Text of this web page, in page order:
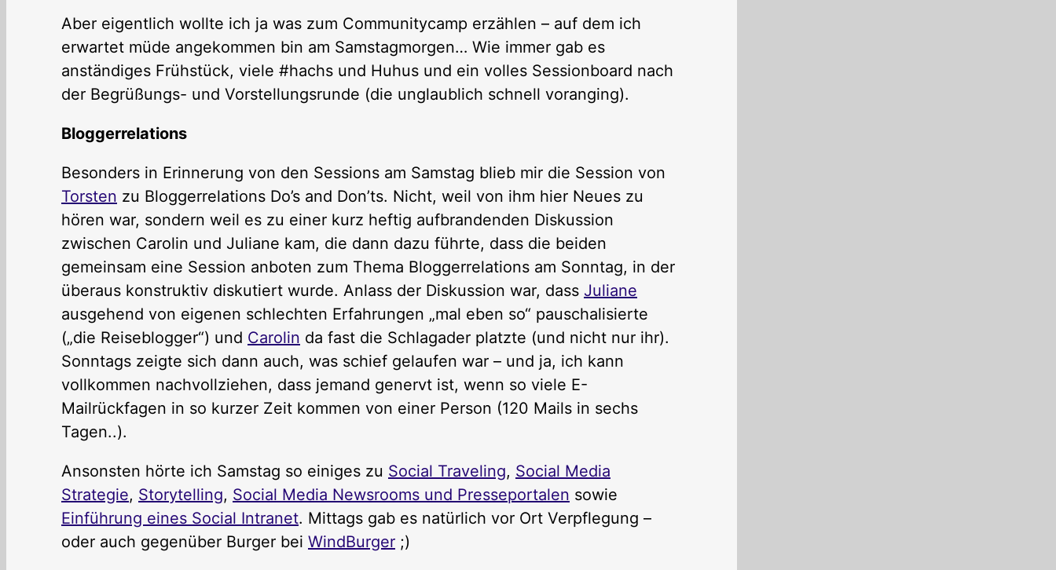
Aber eigentlich wollte ich ja was zum Communitycamp erzählen – auf dem ich
erwartet müde angekommen bin am Samstagmorgen… Wie immer gab es
anständiges Frühstück, viele #hachs und Huhus und ein volles Sessionboard nach
der Begrüßungs- und Vorstellungsrunde (die unglaublich schnell voranging).
Bloggerrelations
Besonders in Erinnerung von den Sessions am Samstag blieb mir die Session von
Torsten zu Bloggerrelations Do’s and Don’ts. Nicht, weil von ihm hier Neues zu
hören war, sondern weil es zu einer kurz heftig aufbrandenden Diskussion
zwischen Carolin und Juliane kam, die dann dazu führte, dass die beiden
gemeinsam eine Session anboten zum Thema Bloggerrelations am Sonntag, in der
überaus konstruktiv diskutiert wurde. Anlass der Diskussion war, dass Juliane
ausgehend von eigenen schlechten Erfahrungen „mal eben so“ pauschalisierte
(„die Reiseblogger“) und Carolin da fast die Schlagader platzte (und nicht nur ihr).
Sonntags zeigte sich dann auch, was schief gelaufen war – und ja, ich kann
vollkommen nachvollziehen, dass jemand genervt ist, wenn so viele E-
Mailrückfagen in so kurzer Zeit kommen von einer Person (120 Mails in sechs
Tagen..).
Ansonsten hörte ich Samstag so einiges zu Social Traveling, Social Media
Strategie, Storytelling, Social Media Newsrooms und Presseportalen sowie
Einführung eines Social Intranet. Mittags gab es natürlich vor Ort Verpflegung –
oder auch gegenüber Burger bei WindBurger ;)